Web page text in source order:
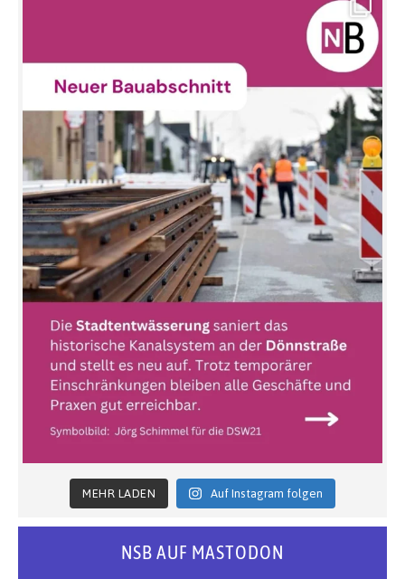
MEHR LADEN Auf Instagram folgen
NSB AUF MASTODON